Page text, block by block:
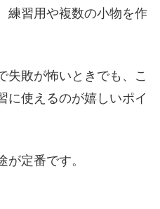
練習用や複数の小物を作
失敗が怖いときでも、こ
に使えるのが嬉しいポイ
定番です。